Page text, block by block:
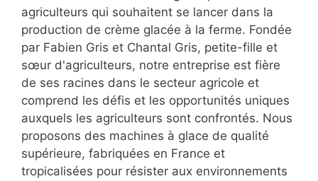
agriculteurs qui souhaitent se lancer dans la
production de crème glacée à la ferme. Fondée
par Fabien Gris et Chantal Gris, petite-fille et
sœur d'agriculteurs, notre entreprise est fière
de ses racines dans le secteur agricole et
comprend les défis et les opportunités uniques
auxquels les agriculteurs sont confrontés. Nous
proposons des machines à glace de qualité
supérieure, fabriquées en France et
tropicalisées pour résister aux environnements